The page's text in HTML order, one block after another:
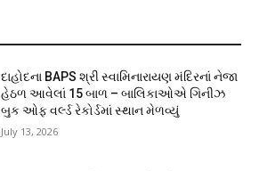
દાહોદના BAPS શ્રી સ્વામિનારાયણ મંદિરનાં નેજા
હેઠળ આવેલાં 15 બાળ – બાલિકાઓએ ગિનીઝ
બુક ઓફ વર્લ્ડ રેકોર્ડમાં સ્થાન મેળવ્યું
July 13, 2026